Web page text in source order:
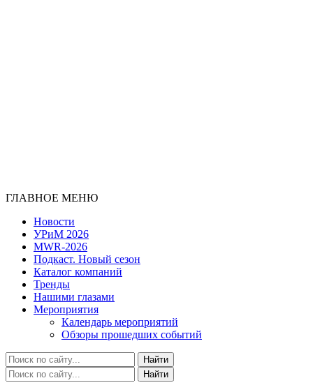
ГЛАВНОЕ МЕНЮ
Новости
УРиМ 2026
MWR-2026
Подкаст. Новый сезон
Каталог компаний
Тренды
Нашими глазами
Мероприятия
Календарь мероприятий
Обзоры прошедших событий